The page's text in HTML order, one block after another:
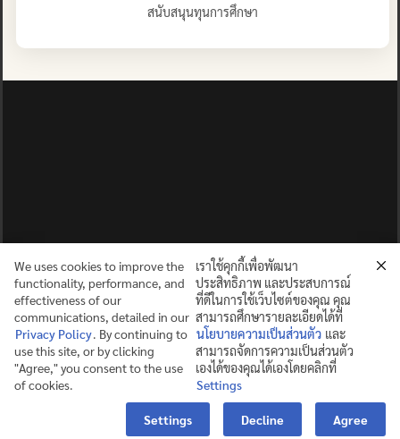
สนับสนุนทุนการศึกษา
ปญฺญาย ปริสุชฺฌติ (คนย่อมบริสุทธิ์ด้วยปัญญา)
©2025 MAHIDOL WITTAYANUSORN SCHOOL. ALL RIGHTS
RESERVED.
We uses cookies to improve the
functionality, performance, and
effectiveness of our
communications, detailed in our
Privacy Policy. By continuing to
use this site, or by clicking
"Agree," you consent to the use
of cookies.
เราใช้คุกกี้เพื่อพัฒนา
ประสิทธิภาพ และประสบการณ์
ที่ดีในการใช้เว็บไซต์ของคุณ คุณ
สามารถศึกษารายละเอียดได้ที่
นโยบายความเป็นส่วนตัว และ
สามารถจัดการความเป็นส่วนตัว
เองได้ของคุณได้เองโดยคลิกที่
Settings
Settings Decline Agree
Contact us